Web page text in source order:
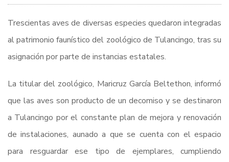
Trescientas aves de diversas especies quedaron integradas
al patrimonio faunístico del zoológico de Tulancingo, tras su
asignación por parte de instancias estatales.
La titular del zoológico, Maricruz García Beltethon, informó
que las aves son producto de un decomiso y se destinaron
a Tulancingo por el constante plan de mejora y renovación
de instalaciones, aunado a que se cuenta con el espacio
para resguardar ese tipo de ejemplares, cumpliendo